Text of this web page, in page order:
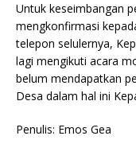
Untuk keseimbangan
mengkonfirmasi
telepon selulernya,
lagi mengikuti acara
belum mendapatkan
Desa dalam hal ini
Penulis: Emos Gea